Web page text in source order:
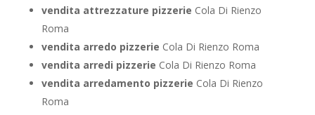
vendita attrezzature pizzerie Cola Di Rienzo
Roma
vendita arredo pizzerie Cola Di Rienzo Roma
vendita arredi pizzerie Cola Di Rienzo Roma
vendita arredamento pizzerie Cola Di Rienzo
Roma